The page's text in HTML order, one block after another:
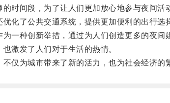
间段，为了让人们更加放心地参与夜间活
了公共交通系统，提供更加便利的出行选
种创新举措，通过为人们创造更多的夜间
发了人们对于生活的热情。
为城市带来了新的活力，也为社会经济的